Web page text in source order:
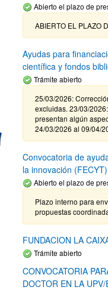
Abierto el plazo de
ABIERTO EL PLAZO
Ayudas para
científica y fondos
Trámite abierto
25/03/2026:
excluidas. 23/03/
presentan algún
24/03/2026 al 09/04/
Convocatoria de
la innovación
Abierto el plazo de
Plazo interno para
propuestas
FUNDACION LA
Trámite abierto
CONVOCATORIA
DOCTOR EN LA